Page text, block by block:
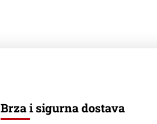
Brza i sigurna dostava